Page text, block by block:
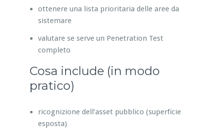
ottenere una lista prioritaria delle aree da
sistemare
valutare se serve un Penetration Test
completo
Cosa include (in modo
pratico)
ricognizione dell’asset pubblico (superficie
esposta)